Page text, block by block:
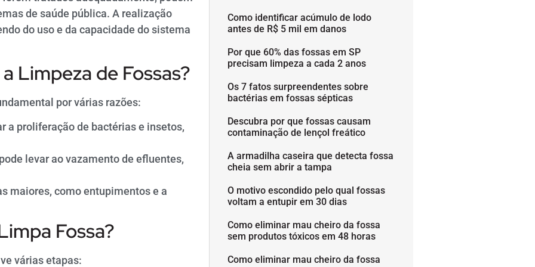
de saúde pública. A realização
do uso e da capacidade do sistema
Limpeza de Fossas?
por várias razões:
a proliferação de bactérias e insetos,
levar ao vazamento de efluentes,
maiores, como entupimentos e a
Fossa?
várias etapas:
Como identificar acúmulo de lodo
antes de R$ 5 mil em danos
Por que 60% das fossas em SP
precisam limpeza a cada 2 anos
Os 7 fatos surpreendentes sobre
bactérias em fossas sépticas
Descubra por que fossas causam
contaminação de lençol freático
A armadilha caseira que detecta fossa
cheia sem abrir a tampa
O motivo escondido pelo qual fossas
voltam a entupir em 30 dias
Como eliminar mau cheiro da fossa
sem produtos tóxicos em 48 horas
Como eliminar mau cheiro da fossa